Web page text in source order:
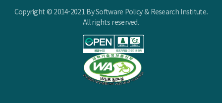
Copyright © 2014-2021 By Software Policy & Research Institute.
All rights reserved.